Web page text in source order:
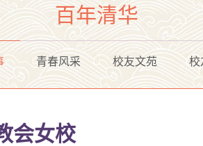
百年清华
青春风采 校友文苑 校
会女校